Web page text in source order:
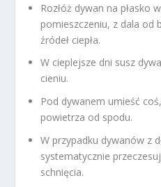
Rozłóż dywan na płasko
pomieszczeniu, z dala od
źródeł ciepła.
W cieplejsze dni susz
cieniu.
Pod dywanem umieść
powietrza od spodu.
W przypadku dywanów z
systematycznie
schnięcia.